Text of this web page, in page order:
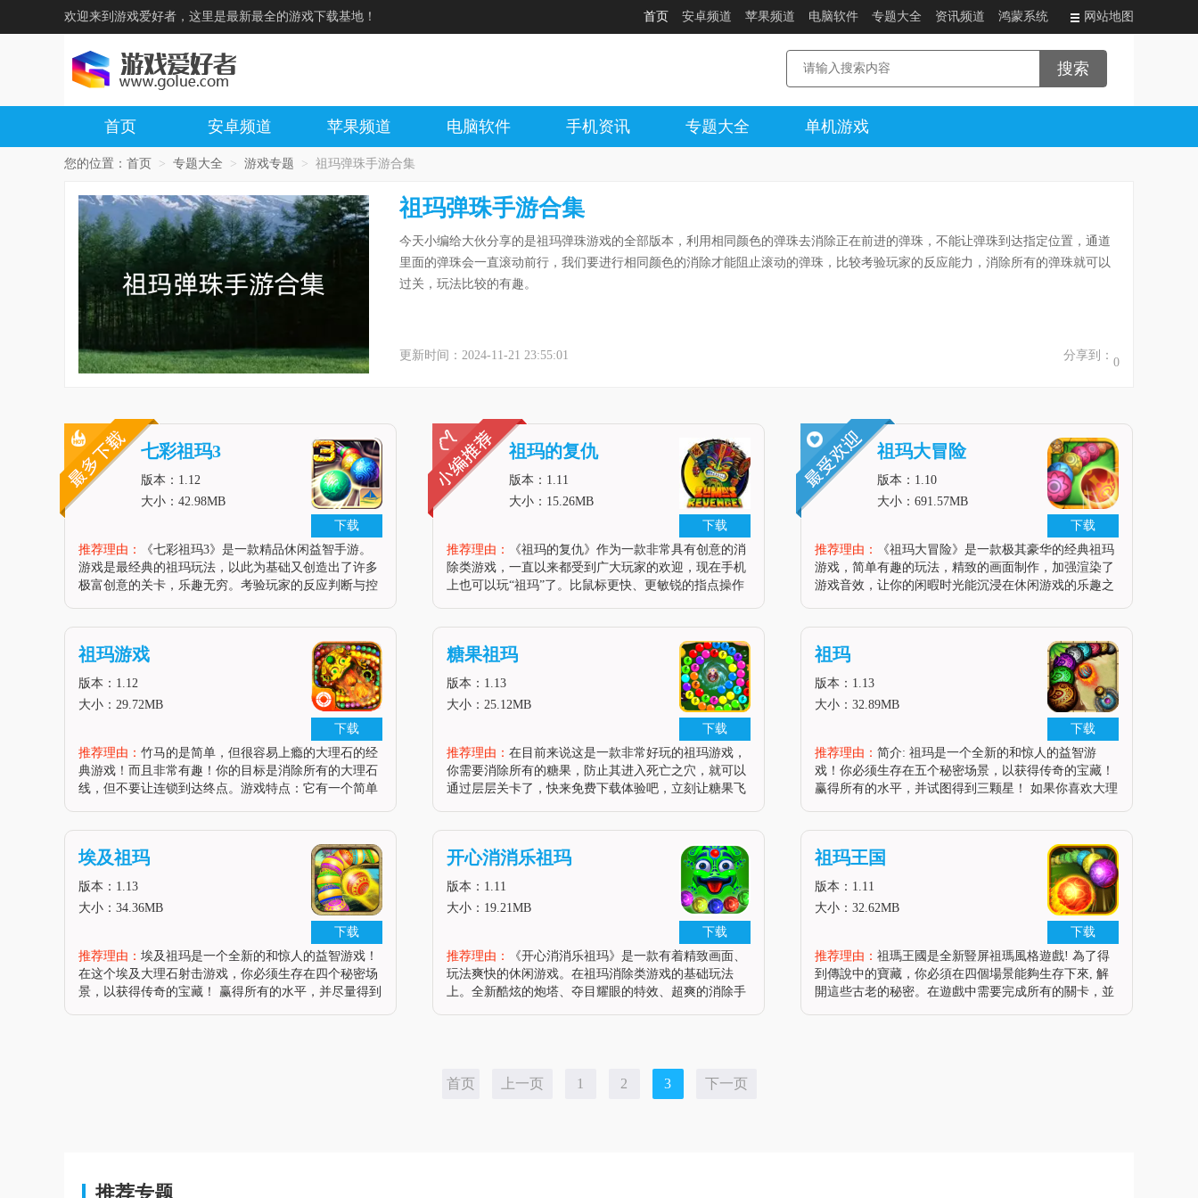
欢迎来到游戏爱好者，这里是最新最全的游戏下载基地！ 首页 安卓频道 苹果频道 电脑软件 专题大全 资讯频道 鸿蒙系统 网站地图
首页 安卓频道 苹果频道 电脑软件 手机资讯 专题大全 单机游戏
您的位置： 首页 > 专题大全 > 游戏专题 > 祖玛弹珠手游合集
祖玛弹珠手游合集
今天小编给大伙分享的是祖玛弹珠游戏的全部版本，利用相同颜色的弹珠去消除正在前进的弹珠，不能让弹珠到达指定位置，通道
里面的弹珠会一直滚动前行，我们要进行相同颜色的消除才能阻止滚动的弹珠，比较考验玩家的反应能力，消除所有的弹珠就可以
过关，玩法比较的有趣。
更新时间：2024-11-21 23:55:01 分享到：
0
下载
七彩祖玛3
版本：1.12
大小：42.98MB
推荐理由：
《七彩祖玛3》是一款精品休闲益智手游。
游戏是最经典的祖玛玩法，以此为基础又创造出了许多
极富创意的关卡，乐趣无穷。考验玩家的反应判断与控
下载
祖玛的复仇
版本：1.11
大小：15.26MB
推荐理由：
《祖玛的复仇》作为一款非常具有创意的消
除类游戏，一直以来都受到广大玩家的欢迎，现在手机
上也可以玩“祖玛”了。比鼠标更快、更敏锐的指点操作
下载
祖玛大冒险
版本：1.10
大小：691.57MB
推荐理由：
《祖玛大冒险》是一款极其豪华的经典祖玛
游戏，简单有趣的玩法，精致的画面制作，加强渲染了
游戏音效，让你的闲暇时光能沉浸在休闲游戏的乐趣之
下载
祖玛游戏
版本：1.12
大小：29.72MB
推荐理由： 竹马的是简单，但很容易上瘾的大理石的经
典游戏！而且非常有趣！你的目标是消除所有的大理石
线，但不要让连锁到达终点。游戏特点：它有一个简单
下载
糖果祖玛
版本：1.13
大小：25.12MB
推荐理由： 在目前来说这是一款非常好玩的祖玛游戏，
你需要消除所有的糖果，防止其进入死亡之穴，就可以
通过层层关卡了，快来免费下载体验吧，立刻让糖果飞
下载
祖玛
版本：1.13
大小：32.89MB
推荐理由： 简介: 祖玛是一个全新的和惊人的益智游
戏！你必须生存在五个秘密场景，以获得传奇的宝藏！
赢得所有的水平，并试图得到三颗星！ 如果你喜欢大理
下载
埃及祖玛
版本：1.13
大小：34.36MB
推荐理由： 埃及祖玛是一个全新的和惊人的益智游戏！
在这个埃及大理石射击游戏，你必须生存在四个秘密场
景，以获得传奇的宝藏！ 赢得所有的水平，并尽量得到
下载
开心消消乐祖玛
版本：1.11
大小：19.21MB
推荐理由：
《开心消消乐祖玛》是一款有着精致画面、
玩法爽快的休闲游戏。在祖玛消除类游戏的基础玩法
上。全新酷炫的炮塔、夺目耀眼的特效、超爽的消除手
下载
祖玛王国
版本：1.11
大小：32.62MB
推荐理由： 祖瑪王國是全新豎屏祖瑪風格遊戲! 為了得
到傳說中的寶藏，你必須在四個場景能夠生存下來, 解
開這些古老的秘密。在遊戲中需要完成所有的關卡，並
首页 上一页 1 2 3 下一页
推荐专题